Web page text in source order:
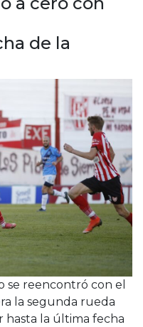
zona
sur
de la
se reencontró con el
la segunda rueda
hasta la última fecha